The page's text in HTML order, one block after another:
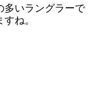
多いラングラーで
ね。